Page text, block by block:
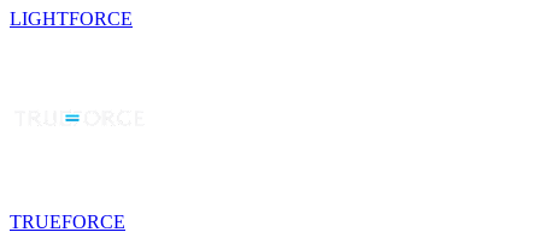
LIGHTFORCE
TRUEFORCE